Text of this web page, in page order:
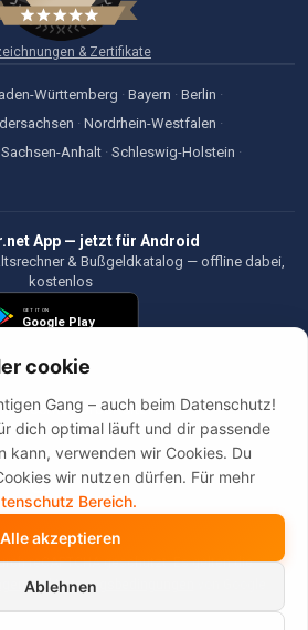
& Zertifikate
Württemberg · Bayern · Berlin ·
· Nordrhein-Westfalen ·
Sachsen-Anhalt · Schleswig-Holstein ·
App — jetzt für Android
& Bußgeldkatalog — offline dabei,
kostenlos
Rechte vorbehalten.
reCAPTCHA geschützt. Es gelten die
undNutzungsbedingungen
cookie
Gang – auch beim Datenschutz!
dich optimal läuft und dir passende
kann, verwenden wir Cookies. Du
wir nutzen dürfen. Für mehr
Bereich.
Alle akzeptieren
Ablehnen